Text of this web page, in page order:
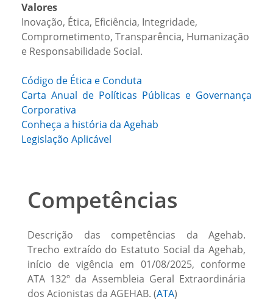
Valores
Inovação, Ética, Eficiência, Integridade,
Comprometimento, Transparência, Humanização
e Responsabilidade Social.
Código de Ética e Conduta
Carta Anual de Políticas Públicas e Governança
Corporativa
Conheça a história da Agehab
Legislação Aplicável
Competências
Descrição das competências da Agehab.
Trecho extraído do Estatuto Social da Agehab,
início de vigência em 01/08/2025, conforme
ATA 132º da Assembleia Geral Extraordinária
dos Acionistas da AGEHAB. (ATA)